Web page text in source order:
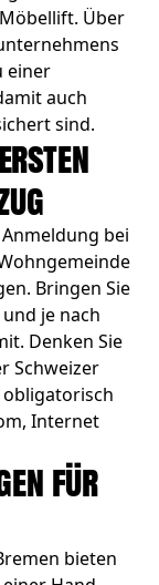
Möbellift. Über
einer
auch
sind.
bei
Bringen Sie
je nach
Denken Sie
Schweizer
obligatorisch
Internet
für
bieten